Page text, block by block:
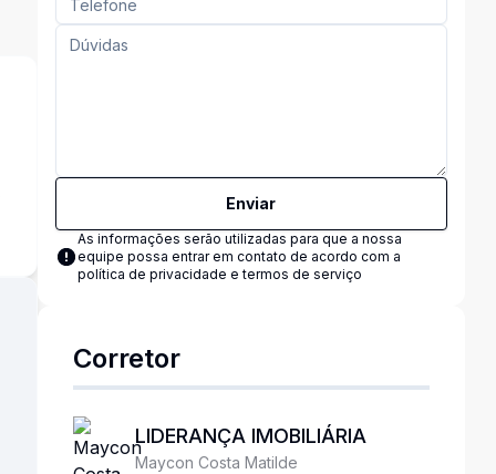
Enviar
As informações serão utilizadas para que a nossa
equipe possa entrar em contato de acordo com a
política de privacidade e termos de serviço
Corretor
LIDERANÇA IMOBILIÁRIA
Maycon Costa Matilde